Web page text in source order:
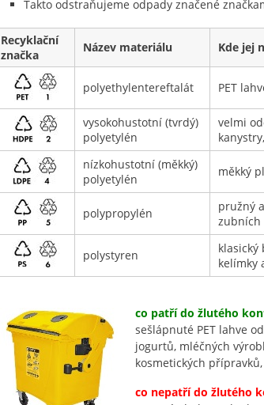
Takto odstraňujeme odpady značené
Recyklační
značka
Název materiálu Kde jej
polyethylentereftalát PET
vysokohustotní (tvrdý)
polyetylén
velmi
nízkohustotní (měkký)
polyetylén
měkký
polypropylén
pružný
zubních
polystyren
klasický
kelímky
co patří do žlutého
sešlápnuté PET lahve
jogurtů, mléčných
kosmetických
co nepatří do žlutého